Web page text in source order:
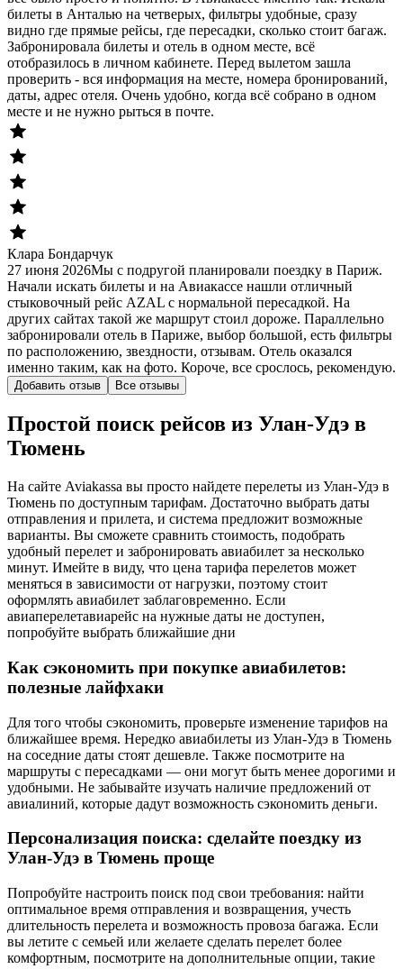
билеты в Анталью на четверых, фильтры удобные, сразу
видно где прямые рейсы, где пересадки, сколько стоит багаж.
Забронировала билеты и отель в одном месте, всё
отобразилось в личном кабинете. Перед вылетом зашла
проверить - вся информация на месте, номера бронирований,
даты, адрес отеля. Очень удобно, когда всё собрано в одном
месте и не нужно рыться в почте.
Клара Бондарчук
27 июня 2026Мы с подругой планировали поездку в Париж.
Начали искать билеты и на Авиакассе нашли отличный
стыковочный рейс AZAL с нормальной пересадкой. На
других сайтах такой же маршрут стоил дороже. Параллельно
забронировали отель в Париже, выбор большой, есть фильтры
по расположению, звездности, отзывам. Отель оказался
именно таким, как на фото. Короче, все срослось, рекомендую.
Добавить отзыв Все отзывы
Простой поиск рейсов из Улан-Удэ в
Тюмень
На сайте Aviakassa вы просто найдете перелеты из Улан-Удэ в
Тюмень по доступным тарифам. Достаточно выбрать даты
отправления и прилета, и система предложит возможные
варианты. Вы сможете сравнить стоимость, подобрать
удобный перелет и забронировать авиабилет за несколько
минут. Имейте в виду, что цена тарифа перелетов может
меняться в зависимости от нагрузки, поэтому стоит
оформлять авиабилет заблаговременно. Если
авиаперелетавиарейс на нужные даты не доступен,
попробуйте выбрать ближайшие дни
Как сэкономить при покупке авиабилетов:
полезные лайфхаки
Для того чтобы сэкономить, проверьте изменение тарифов на
ближайшее время. Нередко авиабилеты из Улан-Удэ в Тюмень
на соседние даты стоят дешевле. Также посмотрите на
маршруты с пересадками — они могут быть менее дорогими и
удобными. Не забывайте изучать наличие предложений от
авиалиний, которые дадут возможность сэкономить деньги.
Персонализация поиска: сделайте поездку из
Улан-Удэ в Тюмень проще
Попробуйте настроить поиск под свои требования: найти
оптимальное время отправления и возвращения, учесть
длительность перелета и возможность провоза багажа. Если
вы летите с семьей или желаете сделать перелет более
комфортным, посмотрите на дополнительные опции, такие